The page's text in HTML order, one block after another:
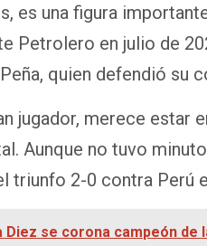
es una figura
Petrolero en julio de
quien defendió su
jugador, merece estar
Aunque no tuvo
triunfo 2-0 contra Perú
Diez se corona campeón